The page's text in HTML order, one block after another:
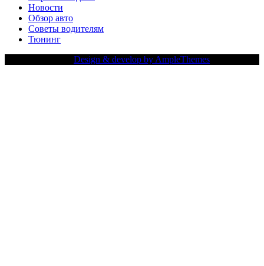
Новости
Обзор авто
Советы водителям
Тюнинг
Design & develop by AmpleThemes